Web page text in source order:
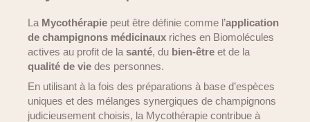
La Mycothérapie peut être définie comme l’application
de champignons médicinaux riches en Biomolécules
actives au profit de la santé, du bien-être et de la
qualité de vie des personnes.
En utilisant à la fois des préparations à base d’espèces
uniques et des mélanges synergiques de champignons
judicieusement choisis, la Mycothérapie contribue à